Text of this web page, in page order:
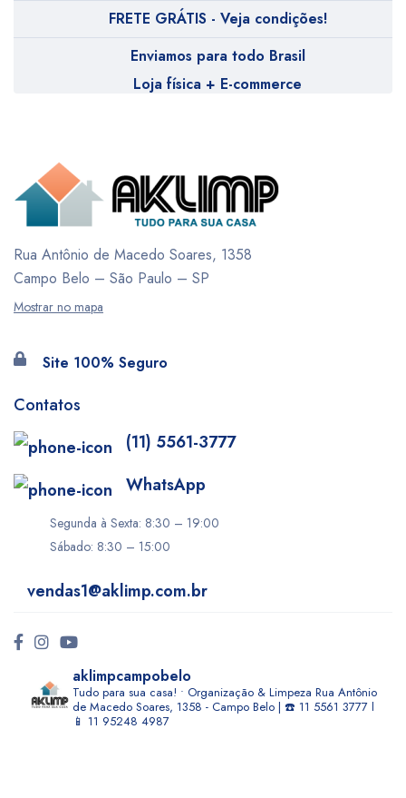
FRETE GRÁTIS - Veja condições!
Enviamos para todo Brasil
Loja física + E-commerce
Rua Antônio de Macedo Soares, 1358
Campo Belo – São Paulo – SP
Mostrar no mapa
Site 100% Seguro
Contatos
(11) 5561-3777
WhatsApp
Segunda à Sexta: 8:30 – 19:00
Sábado: 8:30 – 15:00
vendas1@aklimp.com.br
aklimpcampobelo
Tudo para sua casa! • Organização & Limpeza Rua Antônio
de Macedo Soares, 1358 - Campo Belo | ☎️ 11 5561 3777 l
📱 11 95248 4987